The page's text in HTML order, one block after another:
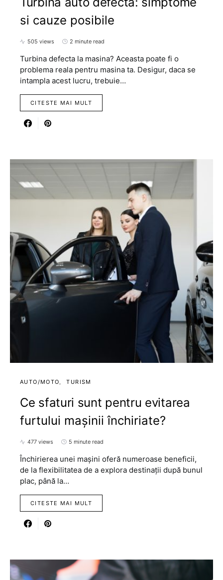
si cauze posibile
505 views 2 minute read
Turbina defecta la masina? Aceasta poate fi o
problema reala pentru masina ta. Desigur, daca se
intampla acest lucru, trebuie…
CITESTE MAI MULT
AUTO/MOTO TURISM
Ce sfaturi sunt pentru evitarea
furtului mașinii închiriate?
477 views 5 minute read
Închirierea unei mașini oferă numeroase beneficii,
de la flexibilitatea de a explora destinații după bunul
plac, până la…
CITESTE MAI MULT